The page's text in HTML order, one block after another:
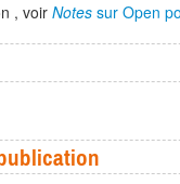
, voirNotes sur Open